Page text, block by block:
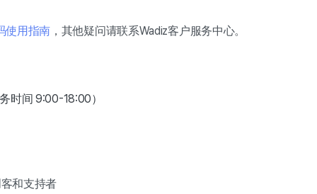
使用指南 ，其他疑问请联系Wadiz客户服务中心。
时间 9:00-18:00）
和支持者